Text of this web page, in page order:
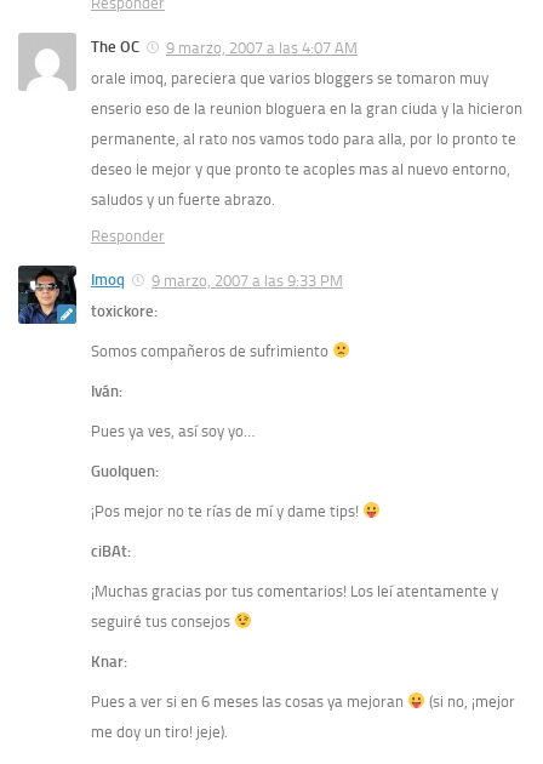
The OC
9 marzo, 2007 a las 4:07 AM
orale imoq, pareciera que varios bloggers se tomaron muy
enserio eso de la reunion bloguera en la gran ciuda y la hicieron
permanente, al rato nos vamos todo para alla, por lo pronto te
deseo le mejor y que pronto te acoples mas al nuevo entorno,
saludos y un fuerte abrazo.
Responder
Imoq
9 marzo, 2007 a las 9:33 PM
toxickore:
Somos compañeros de sufrimiento
Iván:
Pues ya ves, así soy yo…
Guolquen:
¡Pos mejor no te rías de mí y dame tips!
ciBAt:
¡Muchas gracias por tus comentarios! Los leí atentamente y
seguiré tus consejos
Knar:
Pues a ver si en 6 meses las cosas ya mejoran
(si no, ¡mejor
me doy un tiro! jeje).